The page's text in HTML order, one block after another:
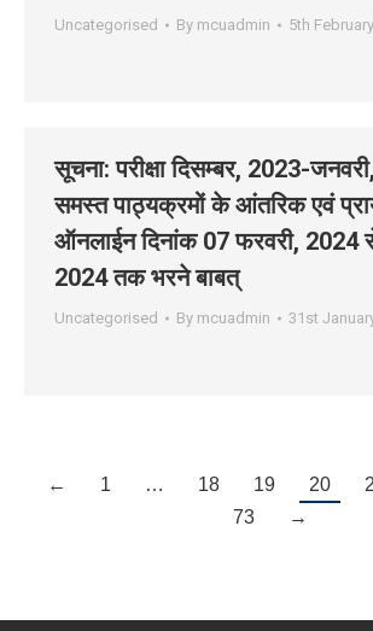
Uncategorised By mcuadmin 5th
सूचना: परीक्षा दिसम्‍बर, 2023-
समस्‍त पाठ्यक्रमों के आंतरिक एवं
ऑनलाईन दिनांक 07 फरवरी, 2024
2024 तक भरने बाबत्
Uncategorised By mcuadmin 31st
← 1 … 18 19 20
73
→